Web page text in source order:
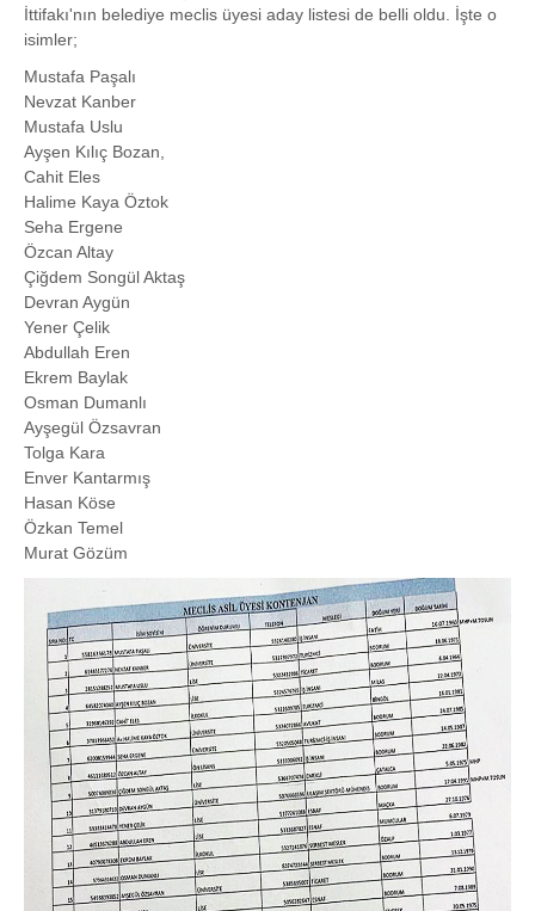
İttifakı'nın belediye meclis üyesi aday listesi de belli oldu. İşte o
isimler;
Mustafa Paşalı
Nevzat Kanber
Mustafa Uslu
Ayşen Kılıç Bozan,
Cahit Eles
Halime Kaya Öztok
Seha Ergene
Özcan Altay
Çiğdem Songül Aktaş
Devran Aygün
Yener Çelik
Abdullah Eren
Ekrem Baylak
Osman Dumanlı
Ayşegül Özsavran
Tolga Kara
Enver Kantarmış
Hasan Köse
Özkan Temel
Murat Gözüm